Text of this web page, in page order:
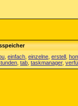
einfach einzelne erstell
tab taskmanager,